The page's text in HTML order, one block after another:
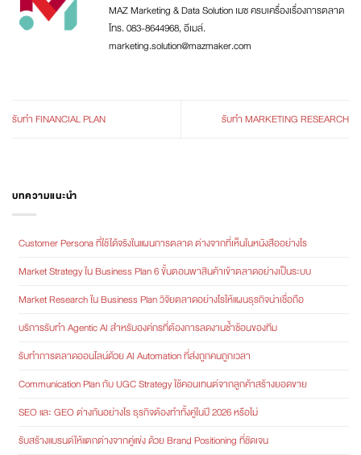
MAZ Marketing & Data Solution เมซ ครบเครื่องเรื่องการตลาด
โทร. 083-8644968, อีเมล์.
marketing.solution@mazmaker.com
รับทำ FINANCIAL PLAN รับทำ MARKETING RESEARCH
บทความแนะนำ
Customer Persona ที่ใช้ได้จริงในแผนการตลาด ต่างจากที่เห็นในหนังสืออย่างไร
Market Strategy ใน Business Plan 6 ขั้นตอนพาสินค้าเข้าตลาดอย่างเป็นระบบ
Market Research ใน Business Plan วิจัยตลาดอย่างไรให้แผนธุรกิจน่าเชื่อถือ
บริการรับทำ Agentic AI สำหรับองค์กรที่ต้องการลดงานซ้ำซ้อนของทีม
รับทำการตลาดออนไลน์ด้วย AI Automation ที่ส่งถูกคนถูกเวลา
Communication Plan กับ UGC Strategy ใช้คอนเทนต์จากลูกค้าสร้างยอดขาย
SEO และ GEO ต่างกันอย่างไร ธุรกิจต้องทำทั้งคู่ในปี 2026 หรือไม่
รับสร้างแบรนด์ให้แตกต่างจากคู่แข่ง ด้วย Brand Positioning ที่ชัดเจน